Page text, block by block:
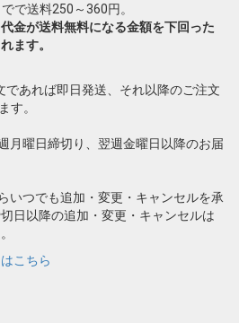
で送料250～360円。
金が送料無料になる金額を下回った
ます。
であれば即日発送、それ以降のご注文
す。
月曜日締切り、翌週金曜日以降のお届
いつでも追加・変更・キャンセルを承
日以降の追加・変更・キャンセルは
こちら